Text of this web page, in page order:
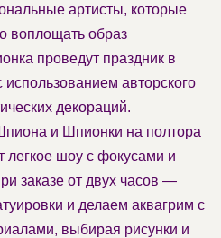
артисты, которые
воплощать образ
проведут праздник в
авторского
декораций.
и Шпионки на полтора
легкое шоу с фокусами и
заказе от двух часов —
и делаем аквагрим с
выбирая рисунки и